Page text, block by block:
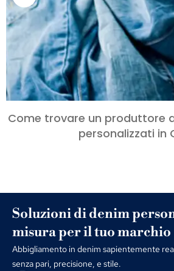
Come trovare un produttore
personalizzati in
Soluzioni di denim
misura per il tuo marchio
Abbigliamento in denim sapientemente
senza pari, precisione, e stile.